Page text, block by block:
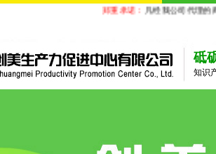
郑重承诺： 凡经我公司代理的
砥
知识